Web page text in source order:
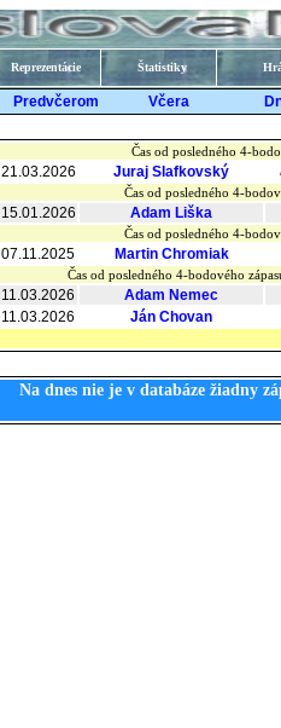
Reprezentácie Štatistiky
Predvčerom Včera
Čas od posledného 4-
21.03.2026 Juraj Slafkovský
Čas od posledného 4-
15.01.2026 Adam Liška
Čas od posledného 4-
07.11.2025 Martin Chromiak
Čas od posledného 4-bodového
11.03.2026
Adam Nemec
11.03.2026
Ján Chovan
Na dnes nie je v databáze žiadny